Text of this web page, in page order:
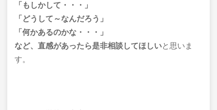
「もしかして・・・」
「どうして～なんだろう」
「何かあるのかな・・・」
など、直感があったら是非相談してほしいと思いま
す。